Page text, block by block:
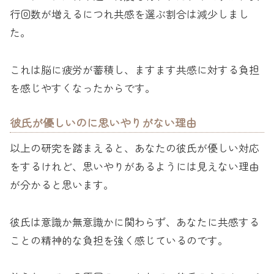
行回数が増えるにつれ共感を選ぶ割合は減少しまし
た。
これは脳に疲労が蓄積し、ますます共感に対する負担
を感じやすくなったからです。
彼氏が優しいのに思いやりがない理由
以上の研究を踏まえると、あなたの彼氏が優しい対応
をするけれど、思いやりがあるようには見えない理由
が分かると思います。
彼氏は意識か無意識かに関わらず、あなたに共感する
ことの精神的な負担を強く感じているのです。